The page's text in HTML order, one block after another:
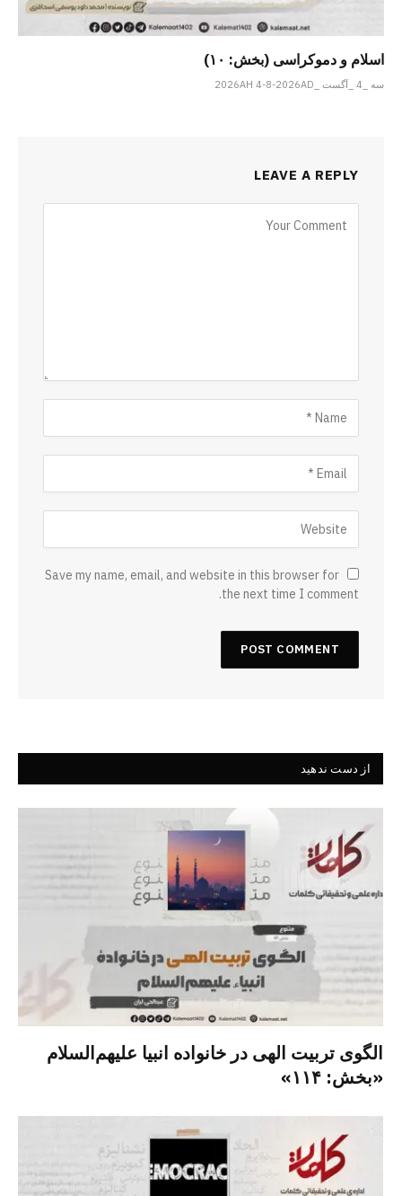
اسلام و دموکراسی (بخش: ۱۰)
سه _4 _آگست _2026AH 4-8-2026AD
LEAVE A REPLY
Save my name, email, and website in this browser for
the next time I comment.
از دست ندهید
الگوی تربیت الهی در خانواده انبیا‌‌ علیهم‌السلام
«بخش: ۱۱۴»